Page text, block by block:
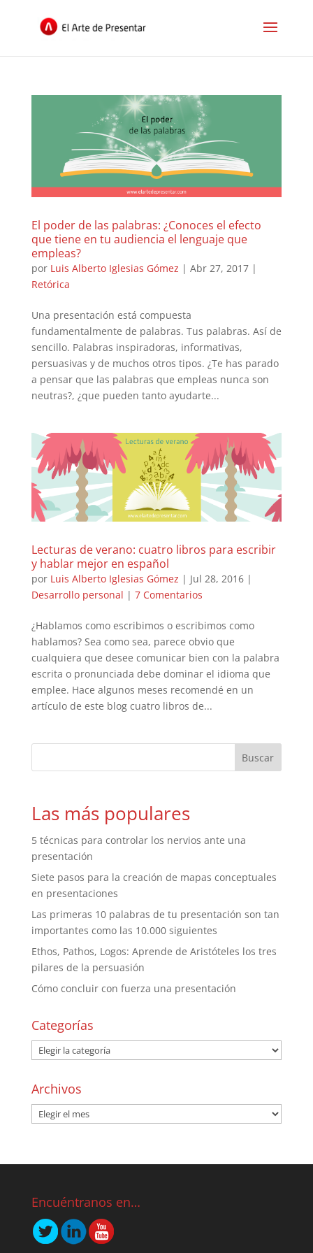
El poder de las palabras: ¿Conoces el efecto
que tiene en tu audiencia el lenguaje que
empleas?
por Luis Alberto Iglesias Gómez | Abr 27, 2017|
Retórica
Una presentación está compuesta
fundamentalmente de palabras. Tus palabras. Así de
sencillo. Palabras inspiradoras, informativas,
persuasivas y de muchos otros tipos. ¿Te has parado
a pensar que las palabras que empleas nunca son
neutras?, ¿que pueden tanto ayudarte...
Lecturas de verano: cuatro libros para escribir
y hablar mejor en español
por Luis Alberto Iglesias Gómez | Jul 28, 2016|
Desarrollo personal | 7 Comentarios
¿Hablamos como escribimos o escribimos como
hablamos? Sea como sea, parece obvio que
cualquiera que desee comunicar bien con la palabra
escrita o pronunciada debe dominar el idioma que
emplee. Hace algunos meses recomendé en un
artículo de este blog cuatro libros de...
Las más populares
5 técnicas para controlar los nervios ante una
presentación
Siete pasos para la creación de mapas conceptuales
en presentaciones
Las primeras 10 palabras de tu presentación son tan
importantes como las 10.000 siguientes
Ethos, Pathos, Logos: Aprende de Aristóteles los tres
pilares de la persuasión
Cómo concluir con fuerza una presentación
Categorías
Archivos
Encuéntranos en…